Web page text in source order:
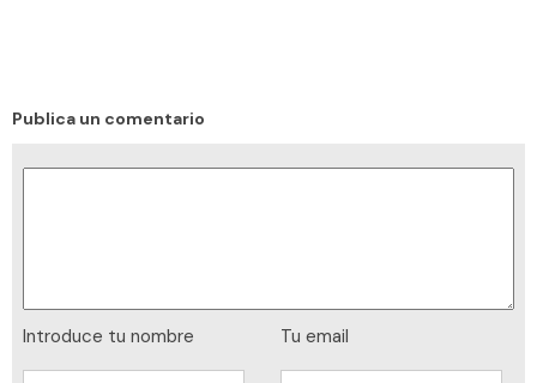
Publica un comentario
Introduce tu nombre Tu email